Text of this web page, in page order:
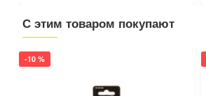
С этим товаром покупают
-10 %